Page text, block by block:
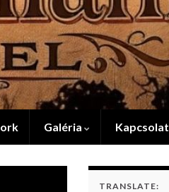
Galéria Kapcsolat
TRANSLATE: